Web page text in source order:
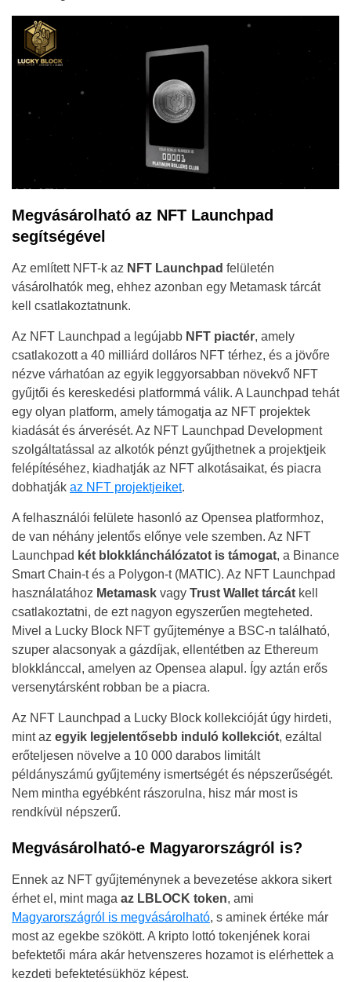
Megvásárolható az NFT Launchpad
segítségével
Az említett NFT-k az NFT Launchpad felületén
vásárolhatók meg, ehhez azonban egy Metamask tárcát
kell csatlakoztatnunk.
Az NFT Launchpad a legújabb NFT piactér, amely
csatlakozott a 40 milliárd dolláros NFT térhez, és a jövőre
nézve várhatóan az egyik leggyorsabban növekvő NFT
gyűjtői és kereskedési platformmá válik. A Launchpad tehát
egy olyan platform, amely támogatja az NFT projektek
kiadását és árverését. Az NFT Launchpad Development
szolgáltatással az alkotók pénzt gyűjthetnek a projektjeik
felépítéséhez, kiadhatják az NFT alkotásaikat, és piacra
dobhatják az NFT projektjeiket.
A felhasználói felülete hasonló az Opensea platformhoz,
de van néhány jelentős előnye vele szemben. Az NFT
Launchpad két blokklánchálózatot is támogat, a Binance
Smart Chain-t és a Polygon-t (MATIC). Az NFT Launchpad
használatához Metamask vagy Trust Wallet tárcát kell
csatlakoztatni, de ezt nagyon egyszerűen megteheted.
Mivel a Lucky Block NFT gyűjteménye a BSC-n található,
szuper alacsonyak a gázdíjak, ellentétben az Ethereum
blokklánccal, amelyen az Opensea alapul. Így aztán erős
versenytársként robban be a piacra.
Az NFT Launchpad a Lucky Block kollekcióját úgy hirdeti,
mint az egyik legjelentősebb induló kollekciót, ezáltal
erőteljesen növelve a 10 000 darabos limitált
példányszámú gyűjtemény ismertségét és népszerűségét.
Nem mintha egyébként rászorulna, hisz már most is
rendkívül népszerű.
Megvásárolható-e Magyarországról is?
Ennek az NFT gyűjteménynek a bevezetése akkora sikert
érhet el, mint maga az LBLOCK token, ami
Magyarországról is megvásárolható, s aminek értéke már
most az egekbe szökött. A kripto lottó tokenjének korai
befektetői mára akár hetvenszeres hozamot is elérhettek a
kezdeti befektetésükhöz képest.